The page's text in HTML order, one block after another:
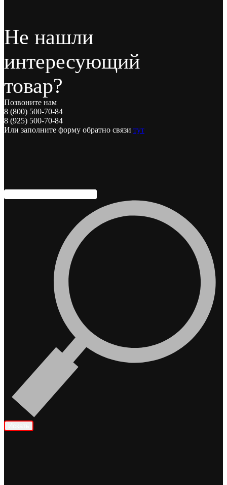
Не нашли
интересующий
товар?
Позвоните нам
8 (800) 500-70-84
8 (925) 500-70-84
Или заполните форму обратно связи тут